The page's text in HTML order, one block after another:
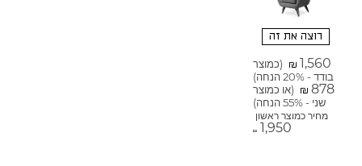
רוצה את זה
₪ 1,560
(כמוצר
בודד - 20% הנחה)
₪ 878
(או כמוצר
שני - 55% הנחה)
מחיר כמוצר ראשון
₪ 1,950